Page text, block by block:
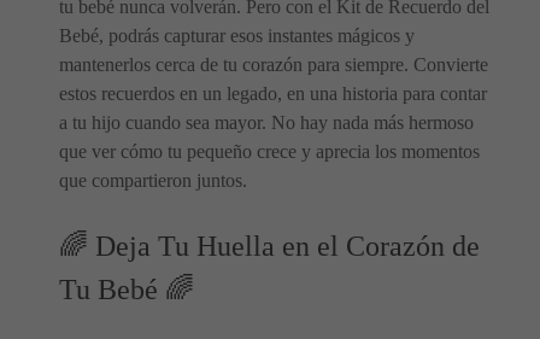
tu bebé nunca volverán. Pero con el Kit de Recuerdo del
Bebé, podrás capturar esos instantes mágicos y
mantenerlos cerca de tu corazón para siempre. Convierte
estos recuerdos en un legado, en una historia para contar
a tu hijo cuando sea mayor. No hay nada más hermoso
que ver cómo tu pequeño crece y aprecia los momentos
que compartieron juntos.
🌈 Deja Tu Huella en el Corazón de
Tu Bebé 🌈